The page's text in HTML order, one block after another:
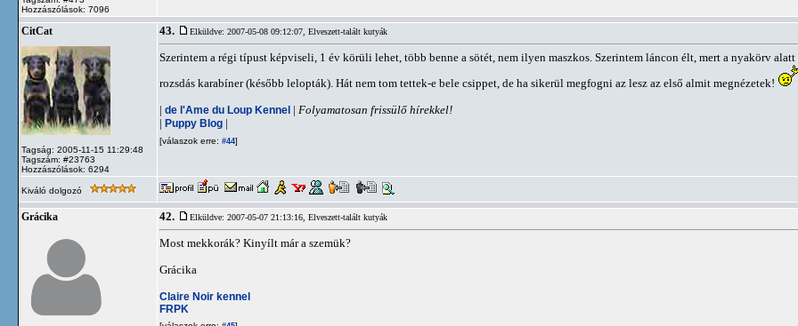
Hozzászólások: 7096
CitCat
Tagság: 2005-11-15 11:29:48
Tagszám: #23763
Hozzászólások: 6294
43. Elküldve: 2007-05-08 09:12:07, Elveszett-talált kutyák
Szerintem a régi típust képviseli, 1 év körüli lehet, több benne a sötét, nem ilyen maszkos. Szerintem láncon élt, mert a nyakörv
rozsdás karabíner (később lelopták). Hát nem tom tettek-e bele csippet, de ha sikerül megfogni az lesz az első almit megnézetek!
| de l'Ame du Loup Kennel | Folyamatosan frissülő hírekkel!
| Puppy Blog |
[válaszok erre: #44]
Kiváló dolgozó
Grácika 42. Elküldve: 2007-05-07 21:13:16, Elveszett-talált kutyák
Most mekkorák? Kinyílt már a szemük?
Grácika
Claire Noir kennel
FRPK